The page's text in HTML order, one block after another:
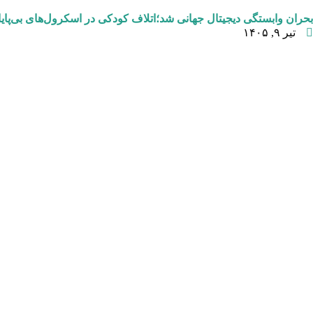
بحران وابستگی دیجیتال جهانی شد؛اتلاف کودکی در اسکرول‌های
تیر ۹, ۱۴۰۵